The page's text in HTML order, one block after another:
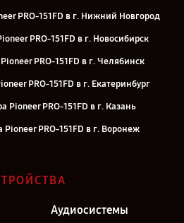
PRO-151FD в г. Нижний Новгород
PRO-151FD в г. Новосибирск
PRO-151FD в г. Челябинск
PRO-151FD в г. Екатеринбург
Pioneer PRO-151FD в г. Казань
Pioneer PRO-151FD в г. Воронеж
Pioneer PRO-151FD в г. Самара
PRO-151FD в г. Санкт-Петербург
Аудиосистемы